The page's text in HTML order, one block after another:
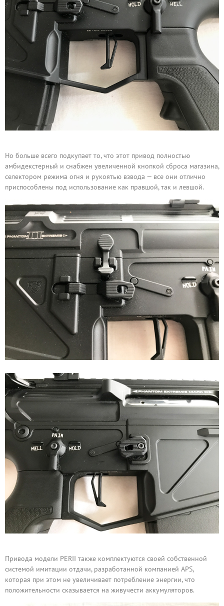
Но больше всего подкупает то, что этот привод полностью
амбидекстерный и снабжен увеличенной кнопкой сброса магазина,
селектором режима огня и рукоятью взвода — все они отлично
приспособлены под использование как правшой, так и левшой.
Привода модели PERII также комплектуются своей собственной
системой имитации отдачи, разработанной компанией APS,
которая при этом не увеличивает потребление энергии, что
положительности сказывается на живучести аккумуляторов.